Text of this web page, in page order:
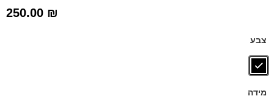
נעליים עשויות עור רך ואיכותי,
זיעה.
מגיע גם במידות 39-46 לחץ כאן
250.00 ₪
צבע
מידה